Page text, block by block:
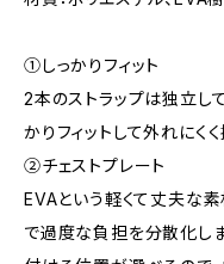
①しっかりフィット
2本のストラップは独立し
かりフィットして外れにく
②チェストプレート
EVAという軽くて丈夫な
で過度な負担を分散化し